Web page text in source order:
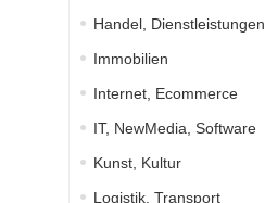
Handel, Dienstleistungen
Immobilien
Internet, Ecommerce
IT, NewMedia, Software
Kunst, Kultur
Logistik, Transport